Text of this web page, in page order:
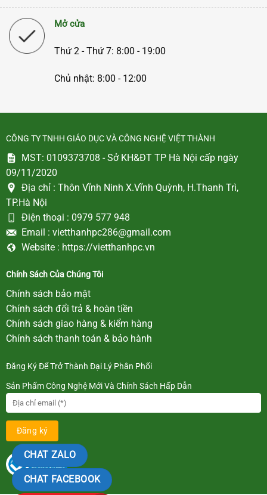
Mở cửa
Thứ 2 - Thứ 7: 8:00 - 19:00
Chủ nhật: 8:00 - 12:00
CÔNG TY TNHH GIÁO DỤC VÀ CÔNG NGHỆ VIỆT THÀNH
MST: 0109373708 - Sở KH&ĐT TP Hà Nội cấp ngày
09/11/2020
Địa chỉ : Thôn Vĩnh Ninh X.Vĩnh Quỳnh, H.Thanh Trì,
TP.Hà Nội
Điện thoại : 0979 577 948
Email : vietthanhpc286@gmail.com
Website : https://vietthanhpc.vn
Chính Sách Của Chúng Tôi
Chính sách bảo mật
Chính sách đổi trả & hoàn tiền
Chính sách giao hàng & kiểm hàng
Chính sách thanh toán & bảo hành
Đăng Ký Để Trở Thành Đại Lý Phân Phối
Sản Phẩm Công Nghệ Mới Và Chính Sách Hấp Dẫn
CHAT ZALO
CHAT FACEBOOK